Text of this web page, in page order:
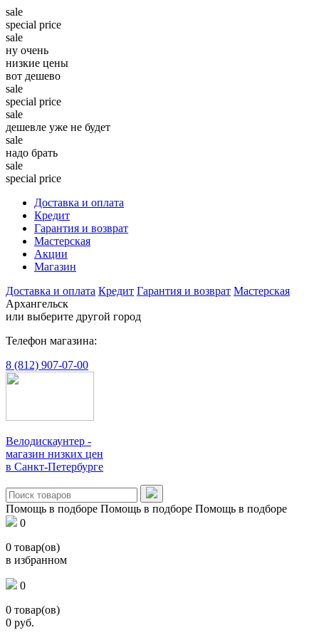
sale
special price
sale
ну очень
низкие цены
вот дешево
sale
special price
sale
дешевле уже не будет
sale
надо брать
sale
special price
Доставка и оплата
Кредит
Гарантия и возврат
Мастерская
Акции
Магазин
Доставка и оплата Кредит Гарантия и возврат Мастерская
Архангельск
или выберите другой город
Телефон магазина:
8 (812) 907-07-00
Велодискаунтер -
магазин низких цен
в Санкт-Петербурге
Помощь в подборе Помощь в подборе Помощь в подборе
0
0 товар(ов)
в избранном
0
0 товар(ов)
0 руб.